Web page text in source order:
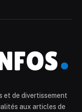
et de divertissement
aux articles de